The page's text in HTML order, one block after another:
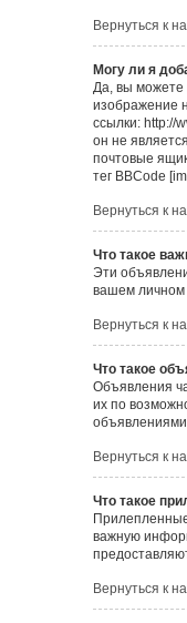
Вернуться к
Могу ли я
Да, вы можете
изображение
ссылки: http://
он не
почтовые
тег BBCode
Вернуться к
Что такое
Эти
вашем личном
Вернуться к
Что такое
Объявления
их по
Вернуться к
Что такое
важную
Вернуться к